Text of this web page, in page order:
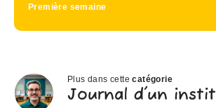
Première semaine
Plus dans cettecatégorie
Journal d'un instit
Journal
d'un